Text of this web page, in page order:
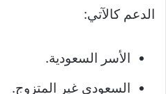
الدعم كالآتي:
الأسر السعودية.
السعودي غير المتزوج.